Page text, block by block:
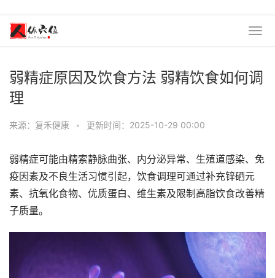
弱精症原因及饮食方法 弱精饮食如何调
理
来源：复禾健康 • 更新时间：2025-10-29 00:00
弱精症可能由精索静脉曲张、内分泌异常、生殖道感染、免
疫因素及不良生活习惯引起，饮食调理可通过补充锌硒元
素、抗氧化食物、优质蛋白、维生素及限制高脂饮食改善精
子质量。